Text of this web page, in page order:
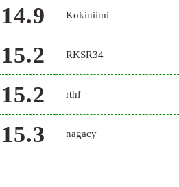
14.9 Kokiniimi
15.2 RKSR34
15.2 rthf
15.3 nagacy